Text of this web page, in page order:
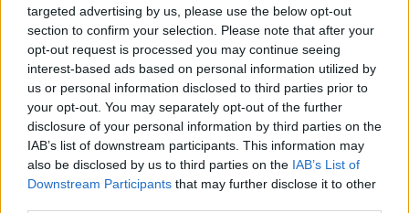
targeted advertising by us, please use the below opt-out
section to confirm your selection. Please note that after your
opt-out request is processed you may continue seeing
interest-based ads based on personal information utilized by
us or personal information disclosed to third parties prior to
your opt-out. You may separately opt-out of the further
disclosure of your personal information by third parties on the
IAB’s list of downstream participants. This information may
also be disclosed by us to third parties on the IAB’s List of
Downstream Participants that may further disclose it to other
Tags: ΜΑΙΚ ΤΖΕΙΜΣ
Για να προσθέσεις το σχόλιο
σου πρέπει να συνδεθείς